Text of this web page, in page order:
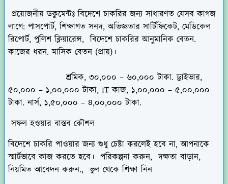
প্রয়োজনীয় ডকুমেন্টঃবিদেশে চাকরির জন্য সাধারণত যেসব কাগজ
লাগে: পাসপোর্ট, শিক্ষাগত সনদ, অভিজ্ঞতার সার্টিফিকেট, মেডিকেল
রিপোর্ট, পুলিশ ক্লিয়ারেন্স, বিদেশে চাকরির আনুমানিক বেতন.
কাজের ধরন. মাসিক বেতন (প্রায়)।
শ্রমিক, ৩০,০০০ – ৬০,০০০ টাকা. ড্রাইভার,
৫০,০০০ – ১,০০,০০০ টাকা, IT কাজ, ১,০০,০০০ – ৫,০০,০০০
টাকা. নার্স, ১,৫০,০০০ – ৪,০০,০০০ টাকা.
সফল হওয়ার বাস্তব কৌশল
বিদেশে চাকরি পাওয়ার জন্য শুধু চেষ্টা করলেই হবে না, আপনাকে
স্মার্টভাবে কাজ করতে হবে। পরিকল্পনা করুন, দক্ষতা বাড়ান,
নিয়মিত আবেদন করুন., ভুল থেকে শিক্ষা নিন